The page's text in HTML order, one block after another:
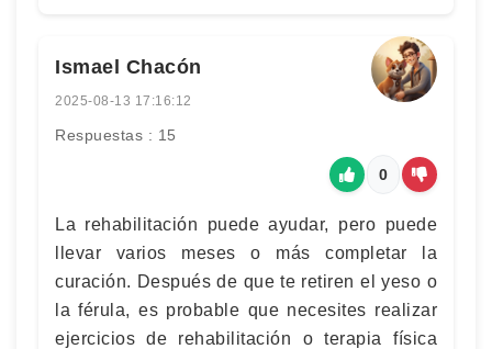
Ismael Chacón
2025-08-13 17:16:12
Respuestas : 15
0
La rehabilitación puede ayudar, pero puede
llevar varios meses o más completar la
curación. Después de que te retiren el yeso o
la férula, es probable que necesites realizar
ejercicios de rehabilitación o terapia física